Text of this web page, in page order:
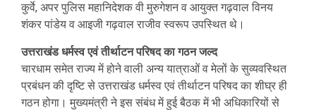
कुर्वे, अपर पुलिस महानिदेशक वी मुरुगेशन व आयुक्त गढ़वाल विनय
शंकर पांडेय व आइजी गढ़वाल राजीव स्वरूप उपस्थित थे।
उत्तराखंड धर्मस्व एवं तीर्थाटन परिषद का गठन जल्द
चारधाम समेत राज्य में होने वाली अन्य यात्राओं व मेलों के सुव्यवस्थित
प्रबंधन की दृष्टि से उत्तराखंड धर्मस्व एवं तीर्थाटन परिषद का शीघ्र ही
गठन होगा। मुख्यमंत्री ने इस संबंध में हुई बैठक में भी अधिकारियों से